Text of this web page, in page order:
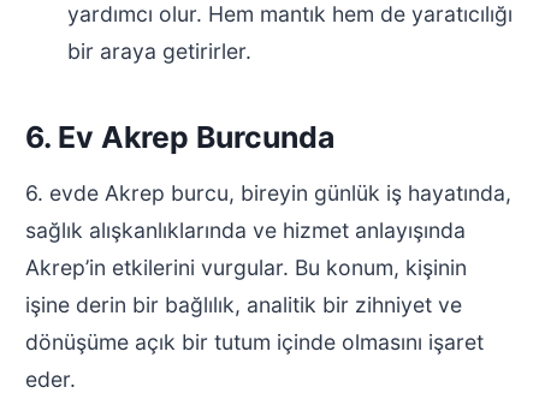
yardımcı olur. Hem mantık hem de yaratıcılığı
bir araya getirirler.
6. Ev Akrep Burcunda
6. evde Akrep burcu, bireyin günlük iş hayatında,
sağlık alışkanlıklarında ve hizmet anlayışında
Akrep’in etkilerini vurgular. Bu konum, kişinin
işine derin bir bağlılık, analitik bir zihniyet ve
dönüşüme açık bir tutum içinde olmasını işaret
eder.